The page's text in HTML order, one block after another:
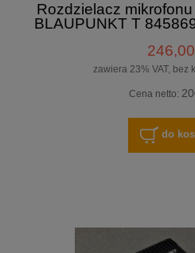
Rozdzielacz
BLAUPUNKT T
GWARANCJA 100%
sumator
246,00
zawiera 23% VAT, bez
Cena netto:
do